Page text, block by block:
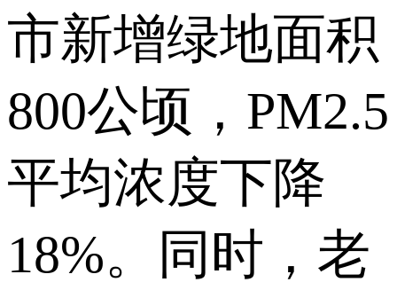
市新增绿地面积
800公顷，PM2.5
平均浓度下降
18%。同时，老